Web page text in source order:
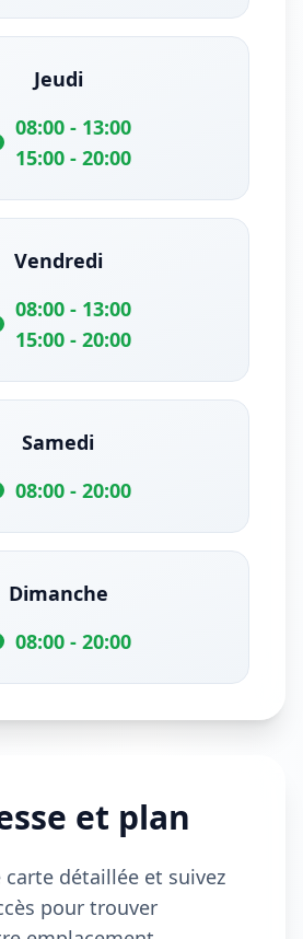
Jeudi
08:00 - 13:00
15:00 - 20:00
Vendredi
08:00 - 13:00
15:00 - 20:00
Samedi
08:00 - 20:00
Dimanche
08:00 - 20:00
et plan
carte détaillée et suivez
pour trouver